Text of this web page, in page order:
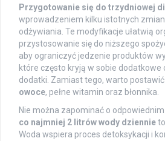
Przygotowanie się do trzydniowej
wprowadzeniem kilku istotnych
odżywiania. Te modyfikacje ułatwią
przystosowanie się do niższego
aby ograniczyć jedzenie produktów
które często kryją w sobie dodatkowe
dodatki. Zamiast tego, warto postawić
owoce, pełne witamin oraz błonnika.
Nie można zapominać o
co najmniej 2 litrów wody dziennie
Woda wspiera proces detoksykacji i